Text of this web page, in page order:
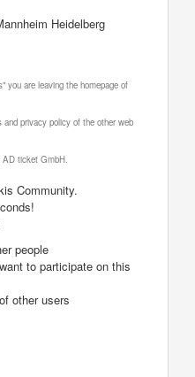
Heidelberg
you are leaving the homepage of
privacy policy of the other web
AD ticket GmbH.
Community.
people
to participate on this
other users